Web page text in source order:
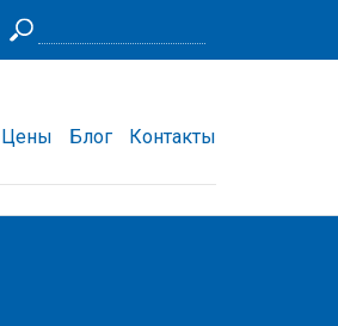
Цены Блог Контакты